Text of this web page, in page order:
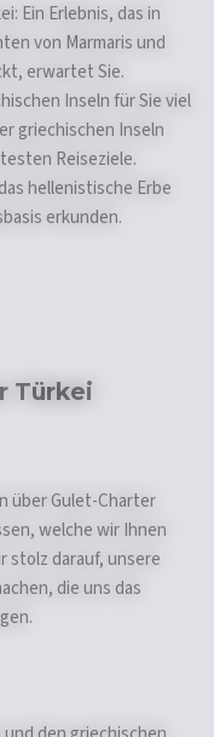
Ein Erlebnis, das in
von Marmaris und
erwartet Sie.
Inseln für Sie viel
griechischen Inseln
Reiseziele.
hellenistische Erbe
erkunden.
Türkei
über Gulet-Charter
welche wir Ihnen
stolz darauf, unsere
die uns das